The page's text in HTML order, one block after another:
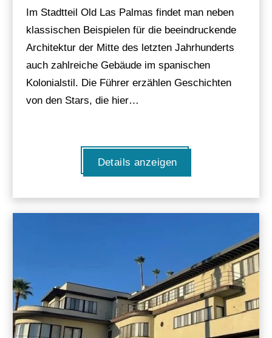
Im Stadtteil Old Las Palmas findet man neben
klassischen Beispielen für die beeindruckende
Architektur der Mitte des letzten Jahrhunderts
auch zahlreiche Gebäude im spanischen
Kolonialstil. Die Führer erzählen Geschichten
von den Stars, die hier…
Details anzeigen